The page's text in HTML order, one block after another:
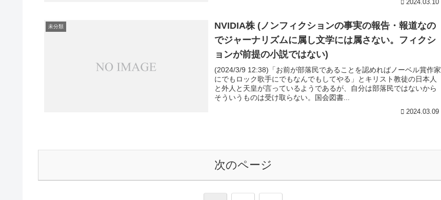
2024.03.10
未分類
NVIDIA株 (ノンフィクションの事実の報告・報道なの
でジャーナリズムに属し文学には属さない。フィクシ
ョンが前提の小説ではない)
(2024/3/9 12:38)「お前が部落民であることを認めればノーベル賞作家
にでもロック歌手にでもなんでもしてやる」とキリスト教徒の日本人
と外人と天皇が言っているようであるが、自分は部落民ではないから
そういうものは受け取らない。国会図書...
2024.03.09
次のページ